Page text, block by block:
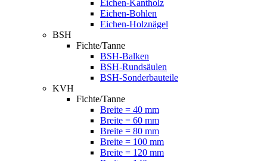
Eichen-Kantholz
Eichen-Bohlen
Eichen-Holznägel
BSH
Fichte/Tanne
BSH-Balken
BSH-Rundsäulen
BSH-Sonderbauteile
KVH
Fichte/Tanne
Breite = 40 mm
Breite = 60 mm
Breite = 80 mm
Breite = 100 mm
Breite = 120 mm